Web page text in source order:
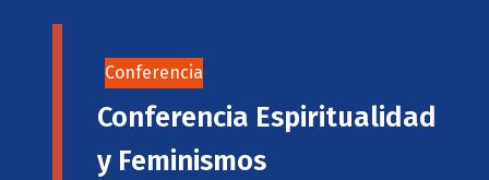
Conferencia
Conferencia Espiritualidad
y Feminismos